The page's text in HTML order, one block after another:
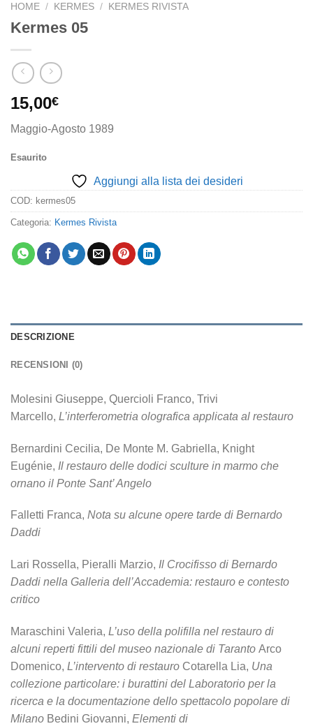
HOME / KERMES / KERMES RIVISTA
Kermes 05
15,00€
Maggio-Agosto 1989
Esaurito
Aggiungi alla lista dei desideri
COD: kermes05
Categoria: Kermes Rivista
DESCRIZIONE
RECENSIONI (0)
Molesini Giuseppe, Quercioli Franco, Trivi
Marcello, L’interferometria olografica applicata al restauro
Bernardini Cecilia, De Monte M. Gabriella, Knight
Eugénie, Il restauro delle dodici sculture in marmo che
ornano il Ponte Sant’ Angelo
Falletti Franca, Nota su alcune opere tarde di Bernardo
Daddi
Lari Rossella, Pieralli Marzio, Il Crocifisso di Bernardo
Daddi nella Galleria dell’Accademia: restauro e contesto
critico
Maraschini Valeria, L’uso della polifilla nel restauro di
alcuni reperti fittili del museo nazionale di Taranto Arco
Domenico, L’intervento di restauro Cotarella Lia, Una
collezione particolare: i burattini del Laboratorio per la
ricerca e la documentazione dello spettacolo popolare di
Milano Bedini Giovanni, Elementi di